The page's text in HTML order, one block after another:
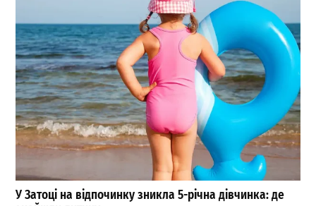
У Затоці на відпочинку зникла 5-річна дівчинка: де